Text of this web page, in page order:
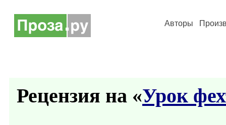
Авторы
Рецензия на «Урок